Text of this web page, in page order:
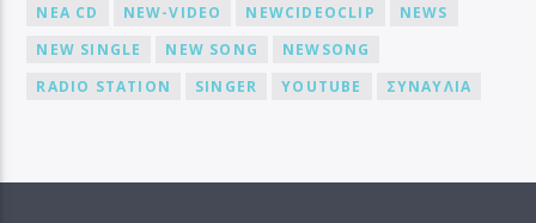
NEA CD
NEW-VIDEO NEWCIDEOCLIP
NEWS
NEW SINGLE
NEW SONG
NEWSONG
RADIO STATION
SINGER YOUTUBE ΣΥΝΑΥΛΙΑ